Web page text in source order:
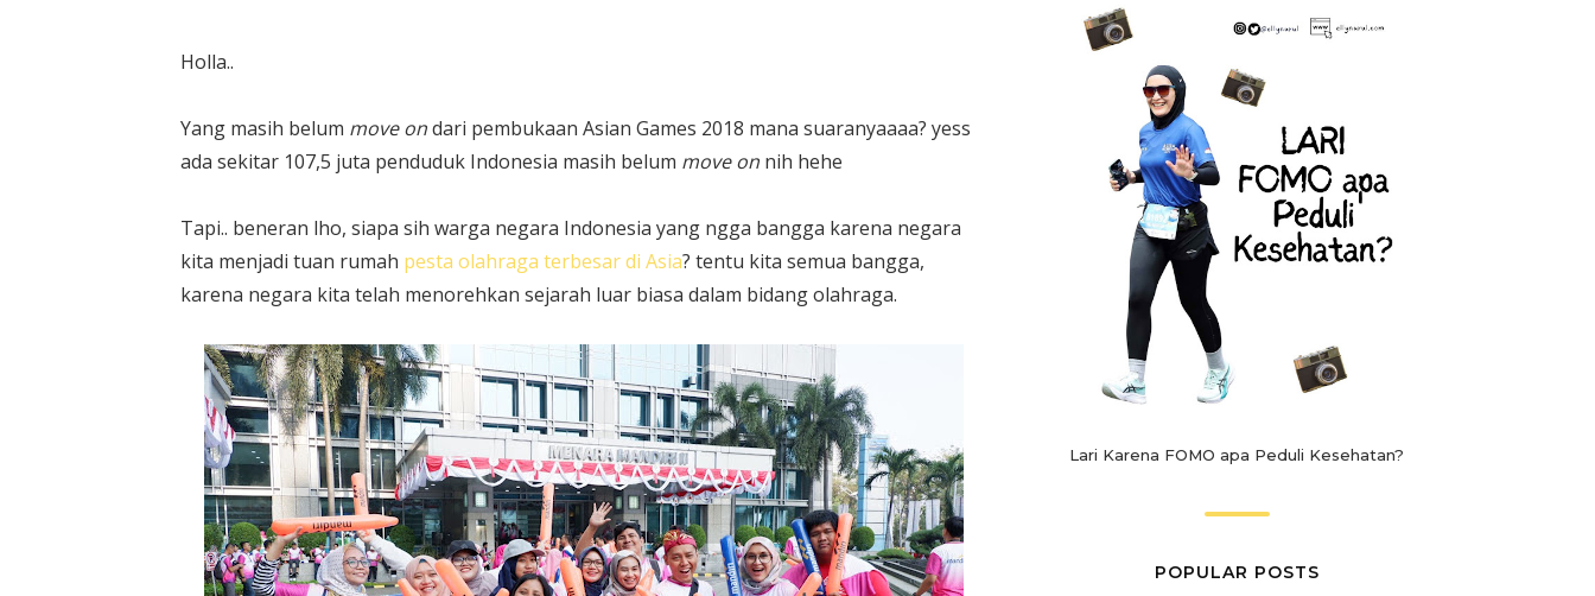
Holla..
Yang masih belum move ondari pembukaan Asian Games 2018 mana suaranyaaaa? yess
ada sekitar 107,5 juta penduduk Indonesia masih belum move on nih hehe
Tapi.. beneran lho, siapa sih warga negara Indonesia yang ngga bangga karena negara
kita menjadi tuan rumah pesta olahraga terbesar di Asia? tentu kita semua bangga,
karena negara kita telah menorehkan sejarah luar biasa dalam bidang olahraga.
Lari Karena FOMO apa Peduli Kesehatan?
POPULAR POSTS